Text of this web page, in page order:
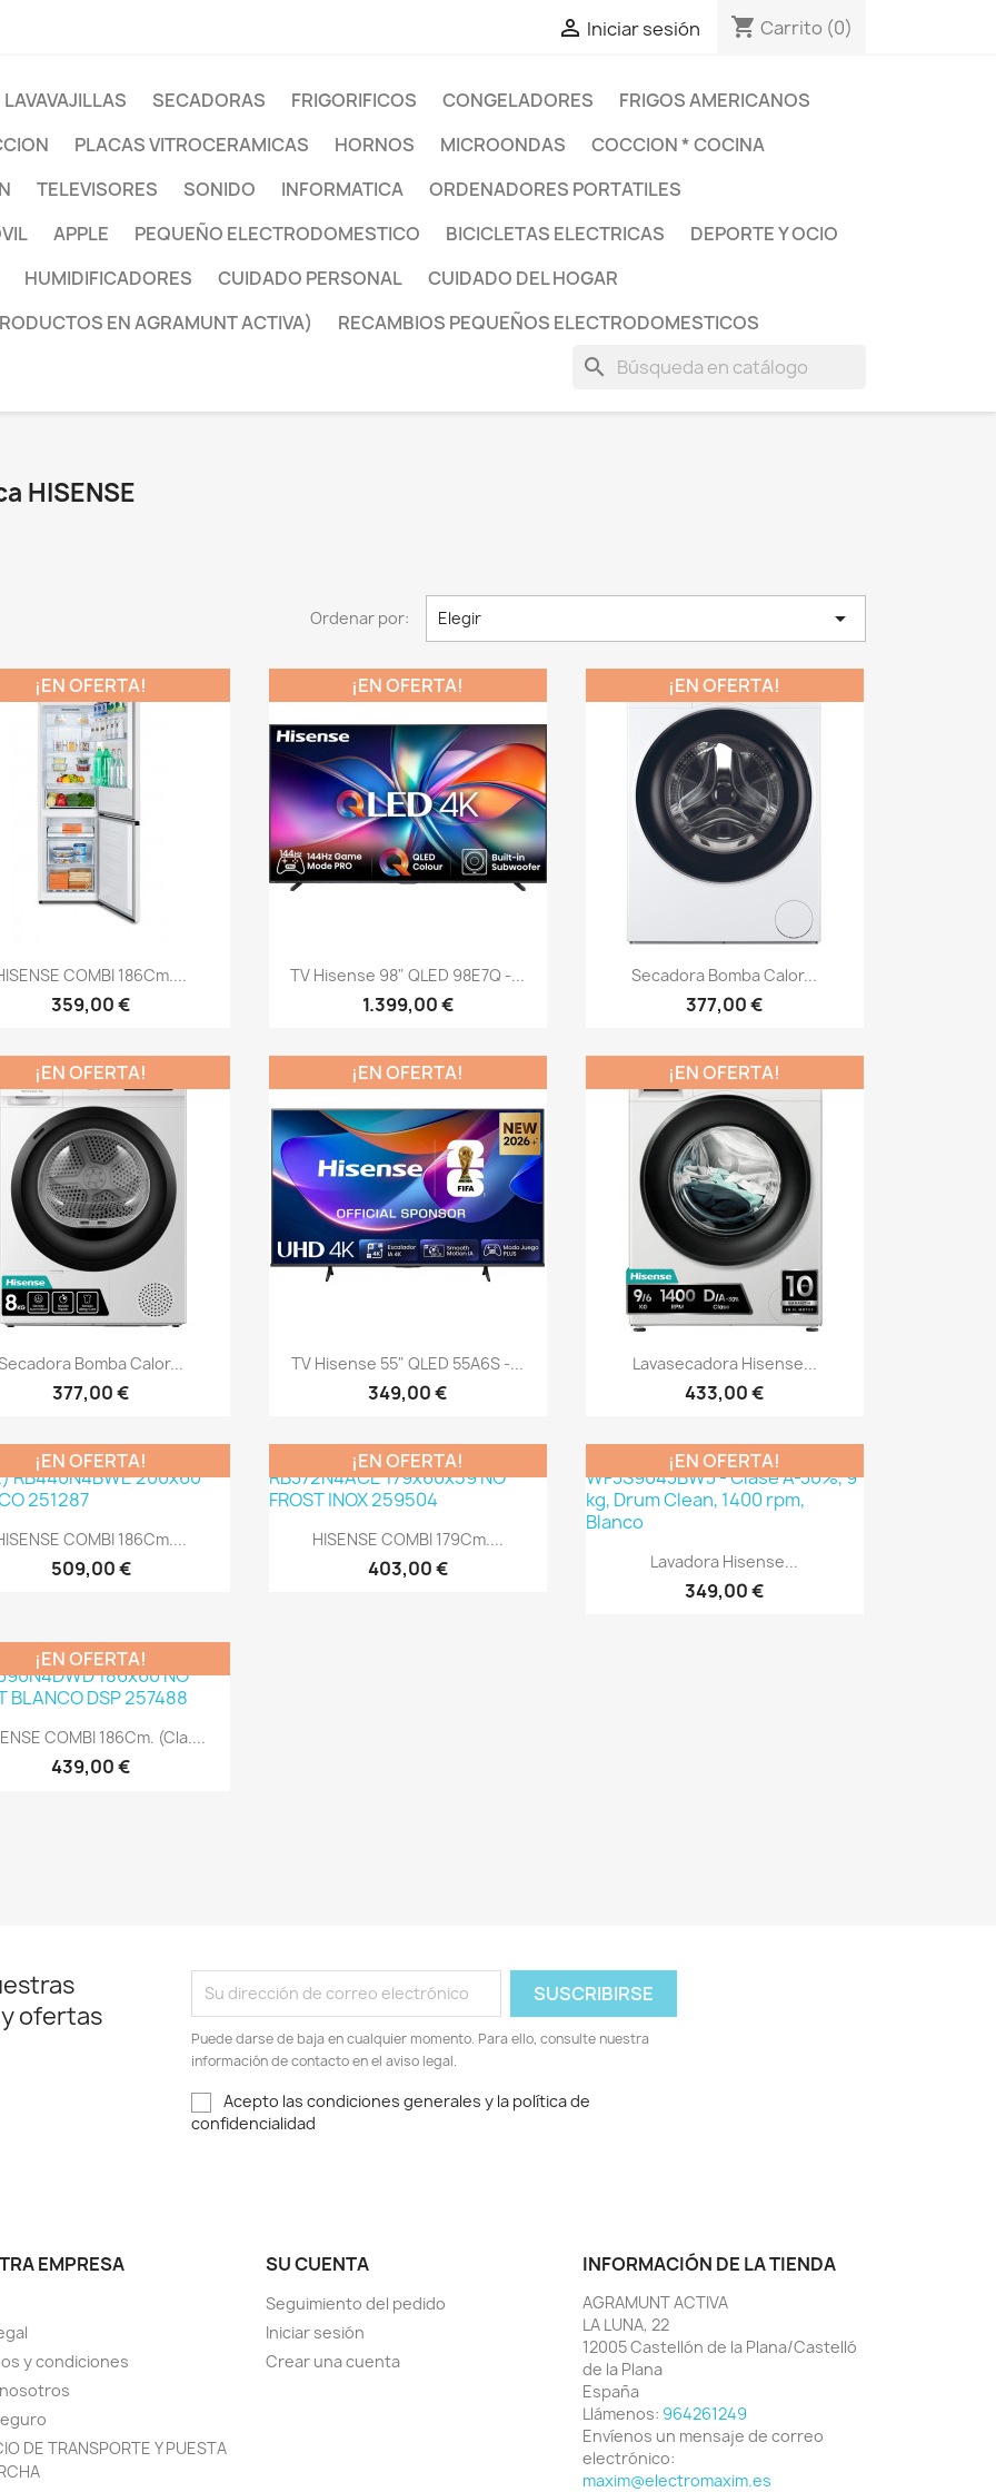
 Iniciar sesión shopping_cart Carrito (0)
LAVAVAJILLAS SECADORAS FRIGORIFICOS CONGELADORES
FRIGOS AMERICANOS
PLACAS VITROCERAMICAS HORNOS MICROONDAS
COCCION * COCINA
TELEVISORES SONIDO INFORMATICA
ORDENADORES PORTATILES
APPLE PEQUEÑO ELECTRODOMESTICO BICICLETAS ELECTRICAS
DEPORTE Y OCIO
HUMIDIFICADORES CUIDADO PERSONAL
CUIDADO DEL HOGAR
EN AGRAMUNT ACTIVA)
RECAMBIOS PEQUEÑOS ELECTRODOMESTICOS
search
HISENSE
Ordenar por: Elegir 
Vista rápida
COMBI 186Cm....
359,00 €
¡EN OFERTA!
Vista rápida
TV Hisense 98" QLED 98E7Q -...
1.399,00 €
¡EN OFERTA!
Vista rápida
Secadora Bomba Calor...
377,00 €
¡EN OFERTA!
Vista rápida
Bomba Calor...
377,00 €
¡EN OFERTA!
Vista rápida
TV Hisense 55" QLED 55A6S -...
349,00 €
¡EN OFERTA!
Vista rápida
Lavasecadora Hisense...
433,00 €
¡EN OFERTA!
Vista rápida
COMBI 186Cm....
509,00 €
¡EN OFERTA!
Vista rápida
HISENSE COMBI 179Cm....
403,00 €
¡EN OFERTA!
Vista rápida
Lavadora Hisense...
349,00 €
¡EN OFERTA!
Vista rápida
COMBI 186Cm. (Cla....
439,00 €
¡EN OFERTA!
ofertas
Puede darse de baja en cualquier momento. Para ello, consulte nuestra
información de contacto en el aviso legal.
Acepto las condiciones generales y la política de
confidencialidad
EMPRESA
y condiciones
DE TRANSPORTE Y PUESTA
SU CUENTA
Seguimiento del pedido
Iniciar sesión
Crear una cuenta
INFORMACIÓN DE LA TIENDA
AGRAMUNT ACTIVA
LA LUNA, 22
12005 Castellón de la Plana/Castelló
de la Plana
España
Llámenos: 964261249
Envíenos un mensaje de correo
electrónico:
maxim@electromaxim.es